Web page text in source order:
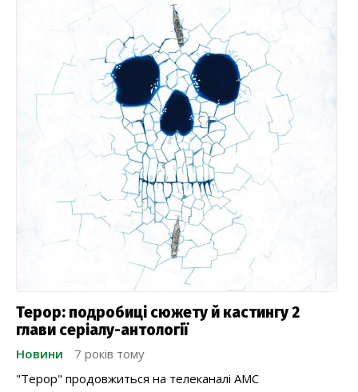
Терор: подробиці сюжету й кастингу 2
глави серіалу-антології
Новини
7 років тому
"Терор" продовжиться на телеканалі AMC